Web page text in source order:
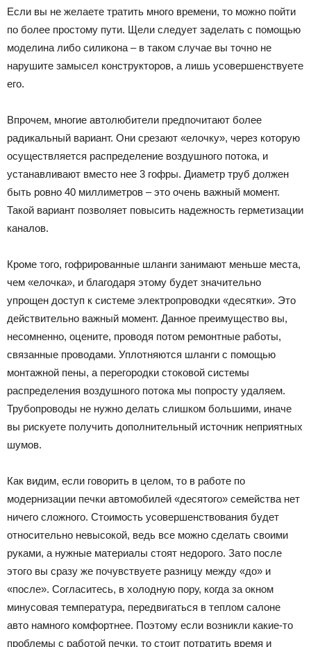
Если вы не желаете тратить много времени, то можно пойти
по более простому пути. Щели следует заделать с помощью
моделина либо силикона – в таком случае вы точно не
нарушите замысел конструкторов, а лишь усовершенствуете
его.
Впрочем, многие автолюбители предпочитают более
радикальный вариант. Они срезают «елочку», через которую
осуществляется распределение воздушного потока, и
устанавливают вместо нее 3 гофры. Диаметр труб должен
быть ровно 40 миллиметров – это очень важный момент.
Такой вариант позволяет повысить надежность герметизации
каналов.
Кроме того, гофрированные шланги занимают меньше места,
чем «елочка», и благодаря этому будет значительно
упрощен доступ к системе электропроводки «десятки». Это
действительно важный момент. Данное преимущество вы,
несомненно, оцените, проводя потом ремонтные работы,
связанные проводами. Уплотняются шланги с помощью
монтажной пены, а перегородки стоковой системы
распределения воздушного потока мы попросту удаляем.
Трубопроводы не нужно делать слишком большими, иначе
вы рискуете получить дополнительный источник неприятных
шумов.
Как видим, если говорить в целом, то в работе по
модернизации печки автомобилей «десятого» семейства нет
ничего сложного. Стоимость усовершенствования будет
относительно невысокой, ведь все можно сделать своими
руками, а нужные материалы стоят недорого. Зато после
этого вы сразу же почувствуете разницу между «до» и
«после». Согласитесь, в холодную пору, когда за окном
минусовая температура, передвигаться в теплом салоне
авто намного комфортнее. Поэтому если возникли какие-то
проблемы с работой печки, то стоит потратить время и